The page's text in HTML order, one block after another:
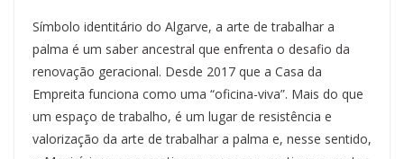
Símbolo identitário do Algarve, a arte de trabalhar a
palma é um saber ancestral que enfrenta o desafio da
renovação geracional. Desde 2017 que a Casa da
Empreita funciona como uma “oficina-viva”. Mais do que
um espaço de trabalho, é um lugar de resistência e
valorização da arte de trabalhar a palma e, nesse sentido,